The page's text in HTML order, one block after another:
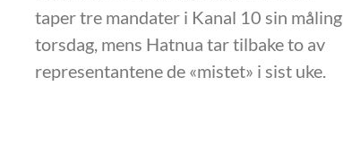
taper tre mandater i Kanal 10 sin måling
torsdag, mens Hatnua tar tilbake to av
representantene de «mistet» i sist uke.